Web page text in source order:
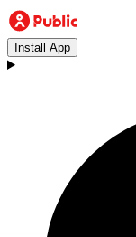
Install App